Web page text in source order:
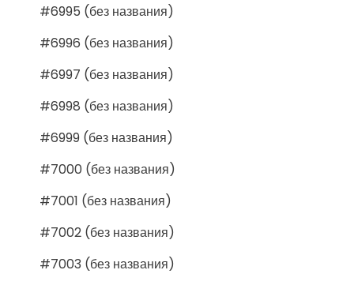
#6995 (без названия)
#6996 (без названия)
#6997 (без названия)
#6998 (без названия)
#6999 (без названия)
#7000 (без названия)
#7001 (без названия)
#7002 (без названия)
#7003 (без названия)